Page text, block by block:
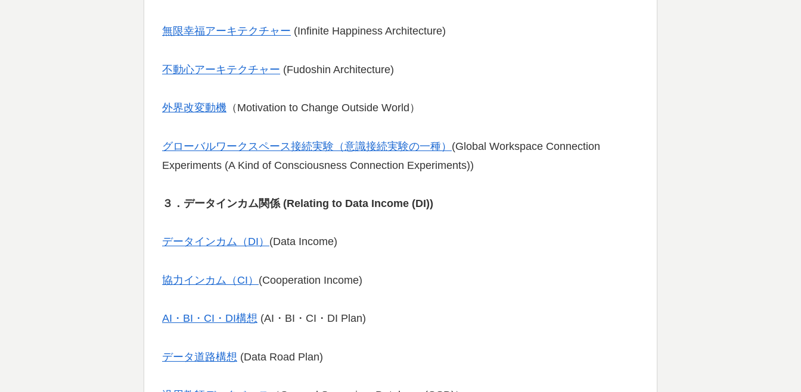
無限幸福アーキテクチャー (Infinite Happiness Architecture)
不動心アーキテクチャー (Fudoshin Architecture)
外界改変動機 （Motivation to Change Outside World）
グローバルワークスペース接続実験（意識接続実験の一種） (Global Workspace Connection
Experiments (A Kind of Consciousness Connection Experiments))
３．データインカム関係 (Relating to Data Income (DI))
データインカム（DI） (Data Income)
協力インカム（CI） (Cooperation Income)
AI・BI・CI・DI構想 (AI・BI・CI・DI Plan)
データ道路構想 (Data Road Plan)